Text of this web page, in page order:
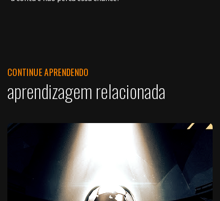
CONTINUE APRENDENDO
aprendizagem relacionada